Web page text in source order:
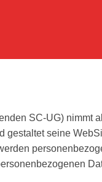
SC-UG)
gestaltet seine